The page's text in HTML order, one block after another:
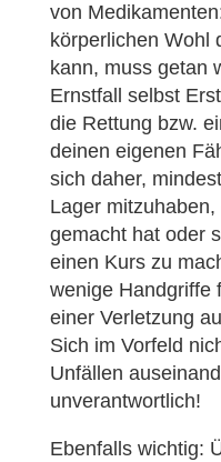
von
körperlichen Wohl
kann, muss getan
Ernstfall selbst
die Rettung bzw.
deinen eigenen
sich daher,
Lager
gemacht hat oder
einen Kurs zu
wenige Handgriffe
einer Verletzung
Sich im Vorfeld
Unfällen
unverantwortlich!
Ebenfalls wichtig: